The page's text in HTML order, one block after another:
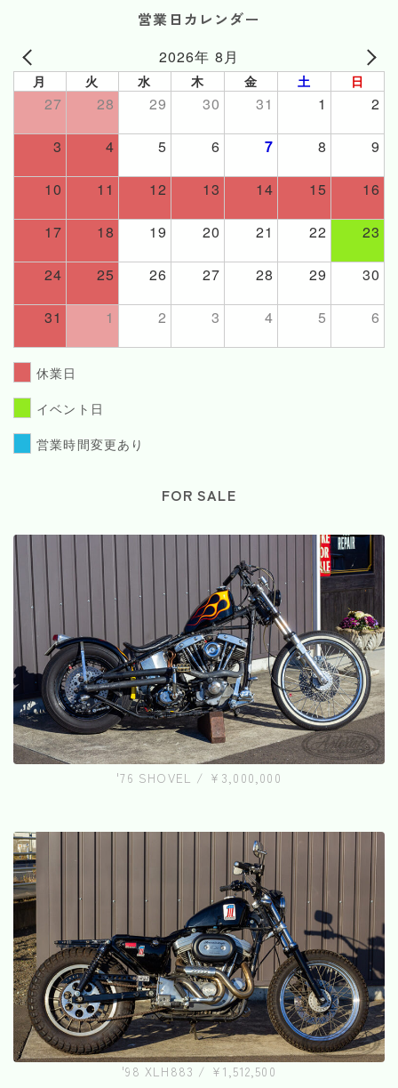
営業日カレンダー
2026年 8月
月 火 水 木 金 土 日
27 28 29 30 31 1 2
3 4 5 6 7 8 9
10 11 12 13 14 15 16
17 18 19 20 21 22 23
24 25 26 27 28 29 30
31 1 2 3 4 5 6
休業日
イベント日
営業時間変更あり
FOR SALE
'76 SHOVEL / ¥3,000,000
'98 XLH883 / ¥1,512,500